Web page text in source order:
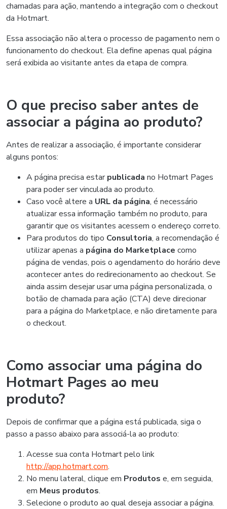
chamadas para ação, mantendo a integração com o checkout
da Hotmart.
Essa associação não altera o processo de pagamento nem o
funcionamento do checkout. Ela define apenas qual página
será exibida ao visitante antes da etapa de compra.
O que preciso saber antes de
associar a página ao produto?
Antes de realizar a associação, é importante considerar
alguns pontos:
A página precisa estarpublicada no Hotmart Pages
para poder ser vinculada ao produto.
Caso você altere a URL da página, é necessário
atualizar essa informação também no produto, para
garantir que os visitantes acessem o endereço correto.
Para produtos do tipo Consultoria, a recomendação é
utilizar apenas a página do Marketplace como
página de vendas, pois o agendamento do horário deve
acontecer antes do redirecionamento ao checkout. Se
ainda assim desejar usar uma página personalizada, o
botão de chamada para ação (CTA) deve direcionar
para a página do Marketplace, e não diretamente para
o checkout.
Como associar uma página do
Hotmart Pages ao meu
produto?
Depois de confirmar que a página está publicada, siga o
passo a passo abaixo para associá-la ao produto:
Acesse sua conta Hotmart pelo link
http://app.hotmart.com.
No menu lateral, clique em Produtos e, em seguida,
em Meus produtos.
Selecione o produto ao qual deseja associar a página.